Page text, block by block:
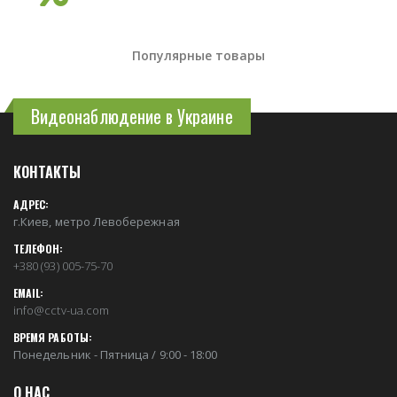
Популярные товары
Видеонаблюдение в Украине
КОНТАКТЫ
АДРЕС:
г.Киев, метро Левобережная
ТЕЛЕФОН:
+380 (93) 005-75-70
EMAIL:
info@cctv-ua.com
ВРЕМЯ РАБОТЫ:
Понедельник - Пятница / 9:00 - 18:00